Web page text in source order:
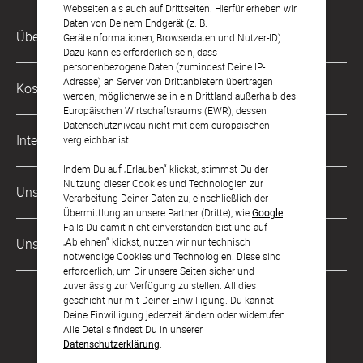
Webseiten als auch auf Drittseiten. Hierfür erheben wir
Daten von Deinem Endgerät (z. B.
Geräteinformationen, Browserdaten und Nutzer-ID).
Dazu kann es erforderlich sein, dass
personenbezogene Daten (zumindest Deine IP-
Adresse) an Server von Drittanbietern übertragen
werden, möglicherweise in ein Drittland außerhalb des
Europäischen Wirtschaftsraums (EWR), dessen
Datenschutzniveau nicht mit dem europäischen
vergleichbar ist.
Indem Du auf „Erlauben“ klickst, stimmst Du der
Nutzung dieser Cookies und Technologien zur
Verarbeitung Deiner Daten zu, einschließlich der
Übermittlung an unsere Partner (Dritte), wieGoogle
Falls Du damit nicht einverstanden bist und auf
„Ablehnen“ klickst, nutzen wir nur technisch
notwendige Cookies und Technologien. Diese sind
erforderlich, um Dir unsere Seiten sicher und
zuverlässig zur Verfügung zu stellen. All dies
geschieht nur mit Deiner Einwilligung. Du kannst
Deine Einwilligung jederzeit ändern oder widerrufen.
Alle Details findest Du in unserer
Datenschutzerklärung
Passend zu unseren Fotopostern bieten wir Ihnen ein
Passepartout an. Ihr Bild wird dadurch noch mehr von
dem Rahmen abgegrenzt und kommt so wundervoll zur
Geltung. Außerdem bleibt Ihr Bildformat in seiner vollen
Größe erhalten, das Außenmaß Ihres gesamten
Wandbildes erweitert sich.
Optional bieten wir auch für unsere Leinwände einen
Schattenfugenrahmen an.
Für Acrylglas und Alu Dibond Wandbilder können Sie
zwischen einem Schattenfugenrahmen oder einer Artbox
wählen:
- Schattenfugenrahmen in schwarz, weiß und
naturbelassener Eiche
- Artbox in schwarz, weiß und naturbelassener Eiche
Kundenservice-Hotline
0221 956 725 10
Mo. - Fr. von 9 bis 17 Uhr
kontakt@sendmoments.de
Über Uns
Philosophie
Karriere
Impressum
AGB & Widerrufsrecht
Zahlung & Versand
Datenschutz
Barrierefreiheitserklärung
LLM's
Kostenlose Services
Musterkarten
Digitale Gästelisten
FAQ & Hilfe
International
Österreich
Schweiz
Frankreich
Unsere Zahlungsarten
Unsere Partner